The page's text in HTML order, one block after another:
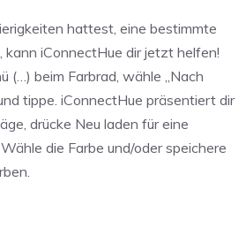
hattest, eine bestimmte
kann iConnectHue dir jetzt helfen!
(…) beim Farbrad, wähle „Nach
tippe. iConnectHue präsentiert dir
drücke Neu laden für eine
die Farbe und/oder speichere